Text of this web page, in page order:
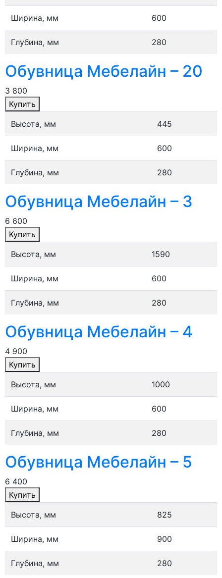
Ширина, мм 600
Глубина, мм 280
Обувница Мебелайн – 20
3 800
Купить
Высота, мм
445
Ширина, мм 600
Глубина, мм 280
Обувница Мебелайн – 3
6 600
Купить
Высота, мм
1590
Ширина, мм 600
Глубина, мм 280
Обувница Мебелайн – 4
4 900
Купить
Высота, мм
1000
Ширина, мм 600
Глубина, мм 280
Обувница Мебелайн – 5
6 400
Купить
Высота, мм
825
Ширина, мм 900
Глубина, мм 280